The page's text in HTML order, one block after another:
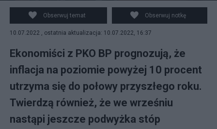
W "Kwartalniku Ekonomicznym" PKO BP zwrócono
uwagę na rosnącą inflację oraz stopy procentowe. Co
czeka nas w najbliższych miesiącach? (fot. Flickr)
Obserwuj temat Obserwuj notkę
10.07.2022 , ostatnia aktualizacja: 10.07.2022, 16:37
Ekonomiści z PKO BP prognozują, że
inflacja na poziomie powyżej 10 procent
utrzyma się do połowy przyszłego roku.
Twierdzą również, że we wrześniu
nastąpi jeszcze podwyżka stóp